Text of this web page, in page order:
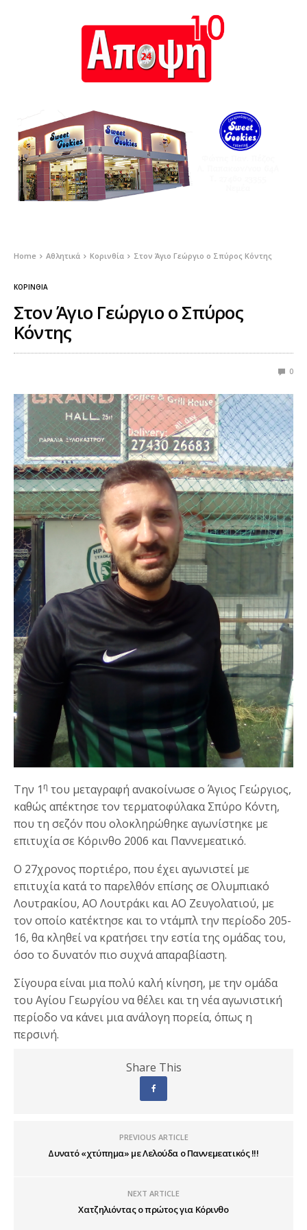
Home Αθλητικά Κορινθία Στον Άγιο Γεώργιο ο Σπύρος Κόντης
ΚΟΡΙΝΘΊΑ
Στον Άγιο Γεώργιο ο Σπύρος
Κόντης
0
Την 1 η του μεταγραφή ανακοίνωσε ο Άγιος Γεώργιος,
καθώς απέκτησε τον τερματοφύλακα Σπύρο Κόντη,
που τη σεζόν που ολοκληρώθηκε αγωνίστηκε με
επιτυχία σε Κόρινθο 2006 και Παννεμεατικό.
Ο 27χρονος πορτιέρο, που έχει αγωνιστεί με
επιτυχία κατά το παρελθόν επίσης σε Ολυμπιακό
Λουτρακίου, ΑΟ Λουτράκι και ΑΟ Ζευγολατιού, με
τον οποίο κατέκτησε και το ντάμπλ την περίοδο 205-
16, θα κληθεί να κρατήσει την εστία της ομάδας του,
όσο το δυνατόν πιο συχνά απαραβίαστη.
Σίγουρα είναι μια πολύ καλή κίνηση, με την ομάδα
του Αγίου Γεωργίου να θέλει και τη νέα αγωνιστική
περίοδο να κάνει μια ανάλογη πορεία, όπως η
περσινή.
Share This
PREVIOUS ARTICLE
Δυνατό «χτύπημα» με Λελούδα ο Παννεμεατικός !!!
NEXT ARTICLE
Χατζηλιόντας ο πρώτος για Κόρινθο